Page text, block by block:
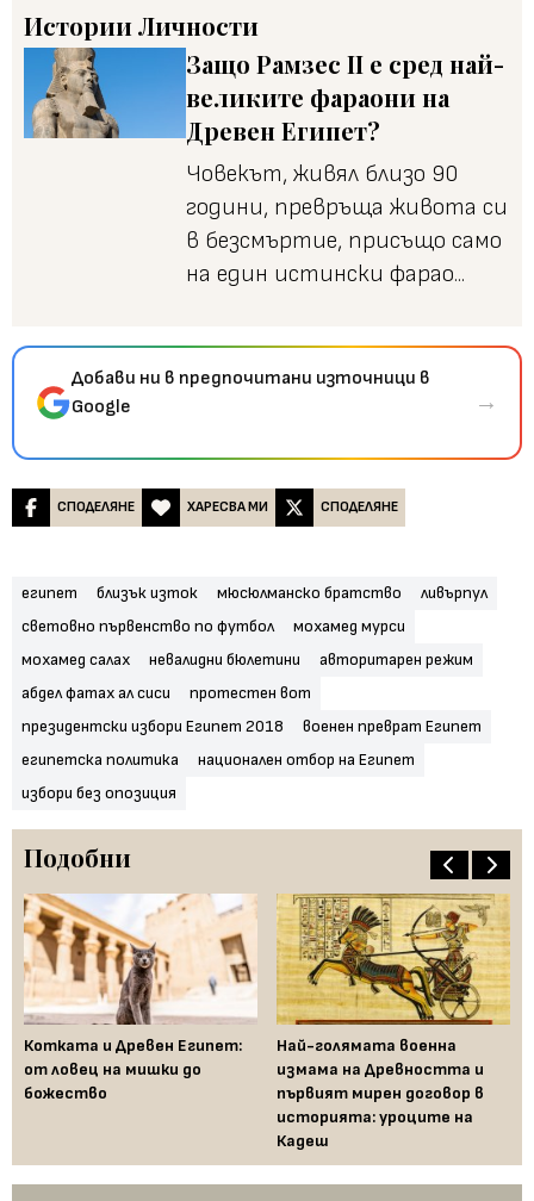
ИсторииЛичности
Защо Рамзес II е сред най-
великите фараони на
Древен Египет?
Човекът, живял близо 90
години, превръща живота си
в безсмъртие, присъщо само
на един истински фарао...
Добави ни в предпочитани източници в
Google
→
СПОДЕЛЯНЕ ХАРЕСВА МИ СПОДЕЛЯНЕ
египет близък изток мюсюлманско братство
ливърпул
световно първенство по футбол
мохамед мурси
мохамед салах
невалидни бюлетини
авторитарен режим
абдел фатах ал сиси
протестен вот
президентски избори Египет 2018
военен преврат Египет
египетска политика
национален отбор на Египет
избори без опозиция
Подобни
Котката и Древен Египет:
от ловец на мишки до
божество
Най-голямата военна
измама на Древността и
първият мирен договор в
историята: уроците на
Кадеш